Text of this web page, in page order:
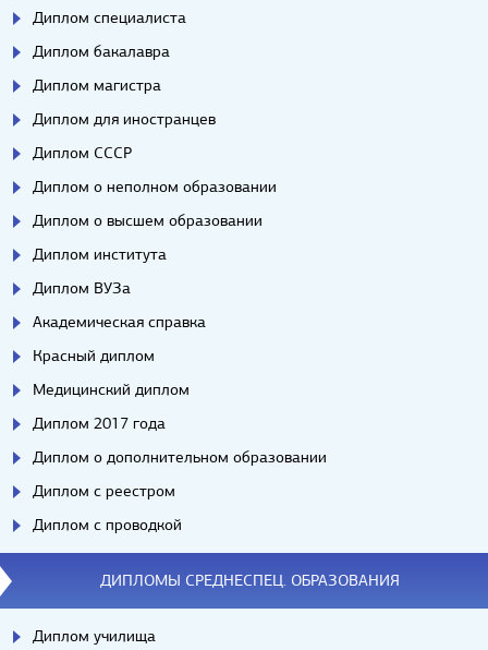
Диплом специалиста
Диплом бакалавра
Диплом магистра
Диплом для иностранцев
Диплом СССР
Диплом о неполном образовании
Диплом о высшем образовании
Диплом института
Диплом ВУЗа
Академическая справка
Красный диплом
Медицинский диплом
Диплом 2017 года
Диплом о дополнительном образовании
Диплом с реестром
Диплом с проводкой
ДИПЛОМЫ СРЕДНЕСПЕЦ. ОБРАЗОВАНИЯ
Диплом училища